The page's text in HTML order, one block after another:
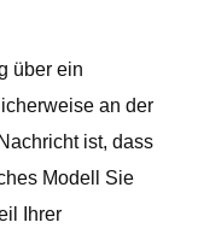
über ein
an der
ist, dass
Modell Sie
Ihrer